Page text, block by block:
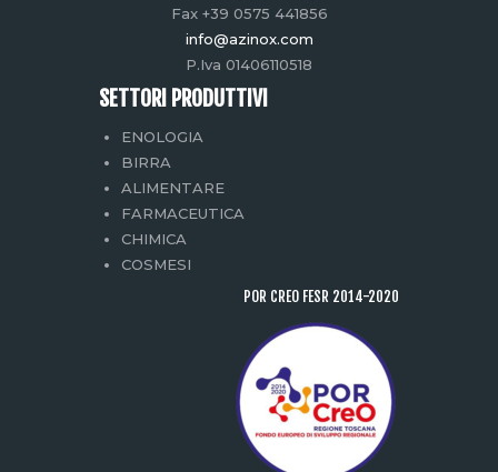
Fax +39 0575 441856
info@azinox.com
P.Iva 01406110518
SETTORI PRODUTTIVI
ENOLOGIA
BIRRA
ALIMENTARE
FARMACEUTICA
CHIMICA
COSMESI
POR CREO FESR 2014-2020